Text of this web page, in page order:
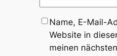
Name, E-Mail-
Website in
meinen